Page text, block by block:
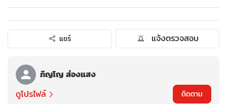
แชร์ แจ้งตรวจสอบ
ภิญโญ ส่องแสง
ดูโปรไฟล์
ติดตาม